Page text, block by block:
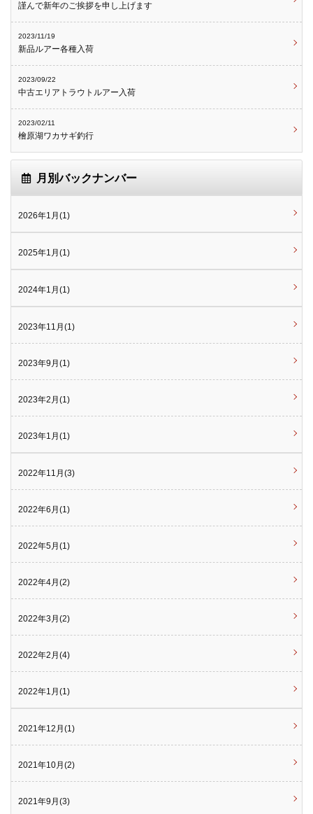
謹んで新年のご挨拶を申し上げます
2023/11/19
新品ルアー各種入荷
2023/09/22
中古エリアトラウトルアー入荷
2023/02/11
檜原湖ワカサギ釣行
月別バックナンバー
2026年1月(1)
2025年1月(1)
2024年1月(1)
2023年11月(1)
2023年9月(1)
2023年2月(1)
2023年1月(1)
2022年11月(3)
2022年6月(1)
2022年5月(1)
2022年4月(2)
2022年3月(2)
2022年2月(4)
2022年1月(1)
2021年12月(1)
2021年10月(2)
2021年9月(3)